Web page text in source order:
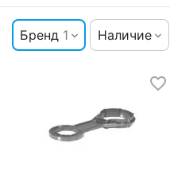
Бренд 1 Наличие